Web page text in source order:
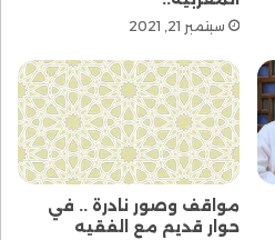
سبتمبر 21, 2021
مواقف وصور نادرة .. في
حوار قديم مع الفقيه